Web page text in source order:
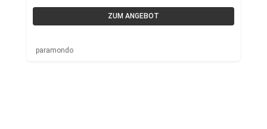
ZUM ANGEBOT
paramondo